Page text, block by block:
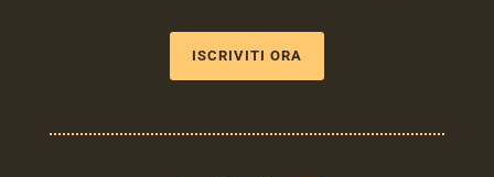
ISCRIVITI ORA